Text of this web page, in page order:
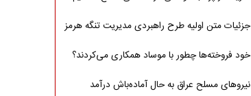
جزئیات متن اولیه طرح راهبردی مدیریت تنگه هرمز
خود فروخته‌ها چطور با موساد همکاری می‌کردند؟
نیروهای مسلح عراق به حال آماده‌باش درآمد